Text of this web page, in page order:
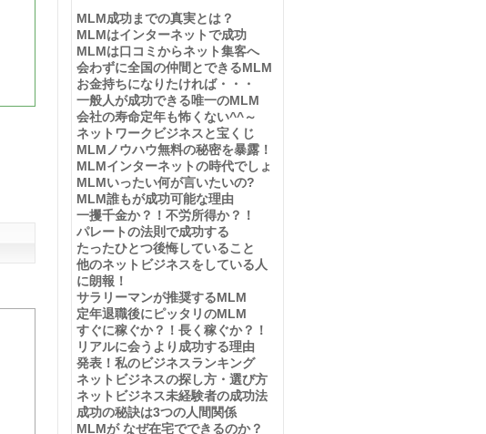
発表！ビジネスランキング
未来の自分がMLMを成功させ
る
ネットだけで出来るって嘘！
ゆとり世代と言わせない！
成功者は○○から学んだ！
21世紀の重要キーワード
ダウンさんの最新情報！
MLMの未来はどうなる？！
新システムの反響と裏側
普通の人が成功できるMLM
成功への三段階と必要条件
月収いくら稼げますか？
百聴は一見にしかず！
ネットのMLMって不安？
資料請求者の☆生の声☆
ブランディング戦略で成功
時間をかけずに成功しよう！
タダで学んでも成功できない
日本のMLMがこの10年で変わ
る！
常識を破れば成功できる
月収１００万が夢で終わらない
理由
ブログを書く7つの習慣化
時間管理をするな！
MLM成功までの真実とは？
MLMはインターネットで成功
MLMは口コミからネット集客へ
会わずに全国の仲間とできるMLM
お金持ちになりたければ・・・
一般人が成功できる唯一のMLM
会社の寿命定年も怖くない^^～
ネットワークビジネスと宝くじ
MLMノウハウ無料の秘密を暴露！
MLMインターネットの時代でしょ
MLMいったい何が言いたいの?
MLM誰もが成功可能な理由
一攫千金か？！不労所得か？！
パレートの法則で成功する
たったひとつ後悔していること
他のネットビジネスをしている人
に朗報！
サラリーマンが推奨するMLM
定年退職後にピッタリのMLM
すぐに稼ぐか？！長く稼ぐか？！
リアルに会うより成功する理由
発表！私のビジネスランキング
ネットビジネスの探し方・選び方
ネットビジネス未経験者の成功法
成功の秘訣は3つの人間関係
MLMが なぜ在宅でできるのか？